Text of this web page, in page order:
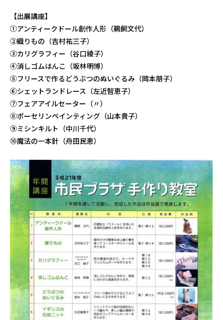
【出展講座】
①アンティークドール創作人形（鵜飼文代）
②織りもの（吉村祐三子）
③カリグラフィー（谷口綾子）
④消しゴムはんこ（坂林明博）
⑤フリースで作るどうぶつのぬいぐるみ（岡本朋子）
⑥シェットランドレース（左近智恵子）
⑦フェアアイルセーター（〃）
⑧ポーセリンペインティング（山本貴子）
⑨ミシンキルト（中川千代）
⑩魔法の一本針（舟田民恵）